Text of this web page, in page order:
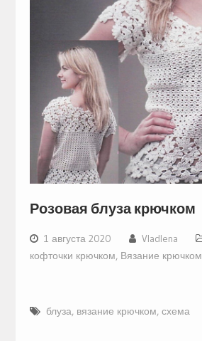
Розовая блуза крючком
1 августа 2020 Vladlena
кофточки крючком, Вязание крючком
блуза, вязание крючком, схема